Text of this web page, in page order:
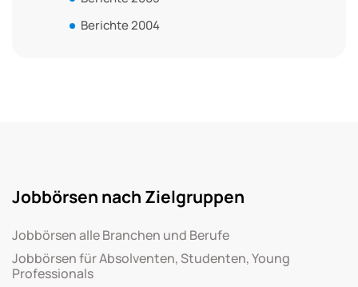
Berichte 2004
Jobbörsen nach Zielgruppen
Jobbörsen alle Branchen und Berufe
Jobbörsen für Absolventen, Studenten, Young
Professionals